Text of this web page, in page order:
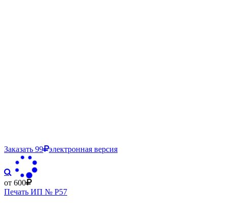
Заказать 99 электронная версия
от 600
Печать ИП № Р57